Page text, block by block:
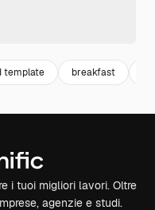
template breakfast
i tuoi migliori lavori. Oltre
agenzie e studi.